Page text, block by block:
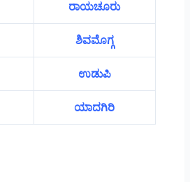
ರಾಯಚೂರು
ಶಿವಮೊಗ್ಗ
ಉಡುಪಿ
ಯಾದಗಿರಿ